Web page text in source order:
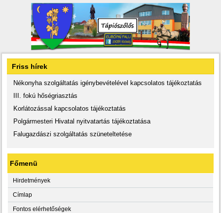
Friss hírek
Nékonyha szolgáltatás igénybevételével kapcsolatos tájékoztatás
III. fokú hőségriasztás
Korlátozással kapcsolatos tájékoztatás
Polgármesteri Hivatal nyitvatartás tájékoztatása
Falugazdászi szolgáltatás szüneteltetése
Főmenü
Hirdetmények
Címlap
Fontos elérhetőségek